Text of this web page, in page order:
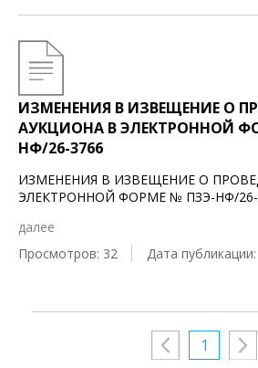
ИЗМЕНЕНИЯ В ИЗВЕЩЕНИЕ О
АУКЦИОНА В ЭЛЕКТРОННОЙ
НФ/26-3766
ИЗМЕНЕНИЯ В ИЗВЕЩЕНИЕ О
ЭЛЕКТРОННОЙ ФОРМЕ № ПЗЭ-НФ/26-
далее
Просмотров: 32
Дата
1